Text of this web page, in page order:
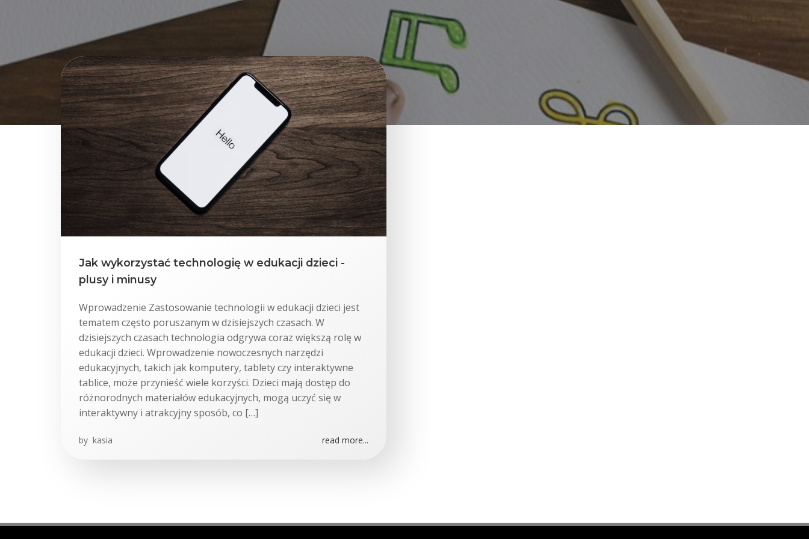
Jak wykorzystać technologię w edukacji dzieci -
plusy i minusy
Wprowadzenie Zastosowanie technologii w edukacji dzieci jest
tematem często poruszanym w dzisiejszych czasach. W
dzisiejszych czasach technologia odgrywa coraz większą rolę w
edukacji dzieci. Wprowadzenie nowoczesnych narzędzi
edukacyjnych, takich jak komputery, tablety czy interaktywne
tablice, może przynieść wiele korzyści. Dzieci mają dostęp do
różnorodnych materiałów edukacyjnych, mogą uczyć się w
interaktywny i atrakcyjny sposób, co […]
by kasia read more...